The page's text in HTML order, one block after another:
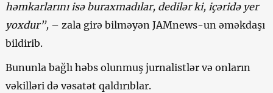
həmkarlarını isə buraxmadılar, dedilər ki, içəridə yer
yoxdur”,– zala girə bilməyən JAMnews-un əməkdaşı
bildirib.
Bununla bağlı həbs olunmuş jurnalistlər və onların
vəkilləri də vəsatət qaldırıblar.